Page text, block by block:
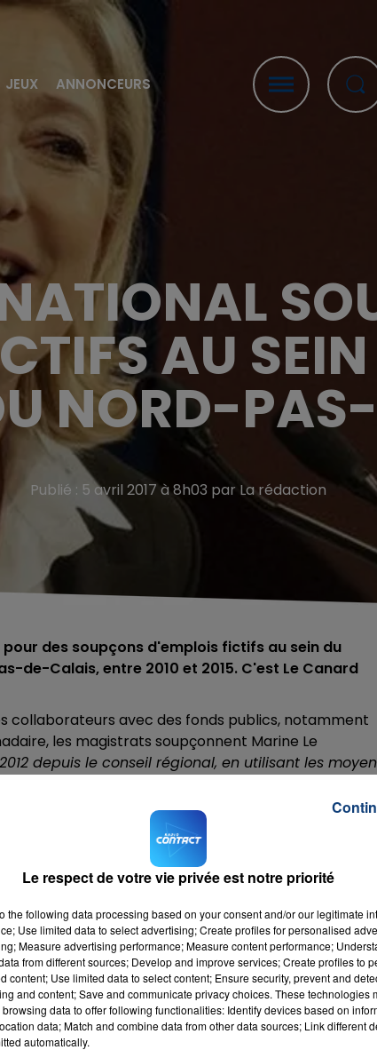
JEUX ANNONCEURS
AU
NORD-
Publié : 5 avril 2017 à 8h03 par La rédaction
des soupçons d'emplois fictifs au sein du
de-Calais, entre 2010 et 2015. C'est Le Canard
collaborateurs avec des fonds publics, notamment
les magistrats soupçonnent Marine Le
depuis le conseil régional, en utilisant les
présidentielle de Marine Le Pen) aurait
qu'il siégeait au conseil régional de Provence-
le Var.
cabinet de Marine Le Pen, ont été mis en examen
en personne a été convoquée, mais a refusé
le lui permet, le temps de la campagne
instrumentalisée.
Le respect de votre vie privée est notre priorité
the following data processing based on your consent and/or our legitimate
Use limited data to select advertising; Create profiles for personalised
Measure advertising performance; Measure content performance;
from different sources; Develop and improve services; Create profiles to
content; Use limited data to select content; Ensure security, prevent and
and content; Save and communicate privacy choices. These technologies
data to offer following functionalities: Identify devices based on
data; Match and combine data from other data sources; Link different
automatically.